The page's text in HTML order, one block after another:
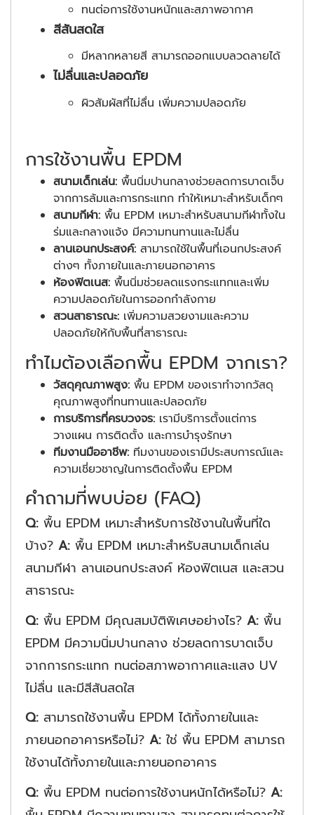
ทนต่อการใช้งานหนักและสภาพอากาศ
สีสันสดใส
มีหลากหลายสี สามารถออกแบบลวดลายได้
ไม่ลื่นและปลอดภัย
ผิวสัมผัสที่ไม่ลื่น เพิ่มความปลอดภัย
การใช้งานพื้น EPDM
สนามเด็กเล่น: พื้นนิ่มปานกลางช่วยลดการบาดเจ็บ
จากการล้มและการกระแทก ทำให้เหมาะสำหรับเด็กๆ
สนามกีฬา: พื้น EPDM เหมาะสำหรับสนามกีฬาทั้งใน
ร่มและกลางแจ้ง มีความทนทานและไม่ลื่น
ลานเอนกประสงค์: สามารถใช้ในพื้นที่เอนกประสงค์
ต่างๆ ทั้งภายในและภายนอกอาคาร
ห้องฟิตเนส: พื้นนิ่มช่วยลดแรงกระแทกและเพิ่ม
ความปลอดภัยในการออกกำลังกาย
สวนสาธารณะ: เพิ่มความสวยงามและความ
ปลอดภัยให้กับพื้นที่สาธารณะ
ทำไมต้องเลือกพื้น EPDM จากเรา?
วัสดุคุณภาพสูง: พื้น EPDM ของเราทำจากวัสดุ
คุณภาพสูงที่ทนทานและปลอดภัย
การบริการที่ครบวงจร: เรามีบริการตั้งแต่การ
วางแผน การติดตั้ง และการบำรุงรักษา
ทีมงานมืออาชีพ: ทีมงานของเรามีประสบการณ์และ
ความเชี่ยวชาญในการติดตั้งพื้น EPDM
คำถามที่พบบ่อย (FAQ)
Q: พื้น EPDM เหมาะสำหรับการใช้งานในพื้นที่ใด
บ้าง? A: พื้น EPDM เหมาะสำหรับสนามเด็กเล่น
สนามกีฬา ลานเอนกประสงค์ ห้องฟิตเนส และสวน
สาธารณะ
Q: พื้น EPDM มีคุณสมบัติพิเศษอย่างไร? A: พื้น
EPDM มีความนิ่มปานกลาง ช่วยลดการบาดเจ็บ
จากการกระแทก ทนต่อสภาพอากาศและแสง UV
ไม่ลื่น และมีสีสันสดใส
Q: สามารถใช้งานพื้น EPDM ได้ทั้งภายในและ
ภายนอกอาคารหรือไม่? A: ใช่ พื้น EPDM สามารถ
ใช้งานได้ทั้งภายในและภายนอกอาคาร
Q: พื้น EPDM ทนต่อการใช้งานหนักได้หรือไม่? A: